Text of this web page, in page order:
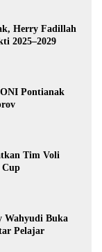
Herry Fadillah
2025–2029
Pontianak
Tim Voli
Cup
Wahyudi Buka
Pelajar